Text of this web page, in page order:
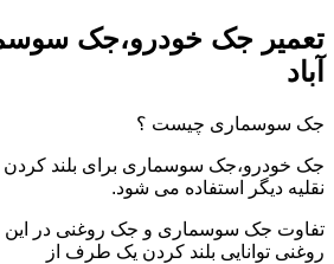
تعمیر جک خودرو،جک
آباد
جک سوسماری چیست ؟
جک خودرو،جک سوسماری برای بلند کردن
نقلیه دیگر استفاده می شود.
تفاوت جک سوسماری و جک روغنی در
روغنی توانایی بلند کردن یک طرف از